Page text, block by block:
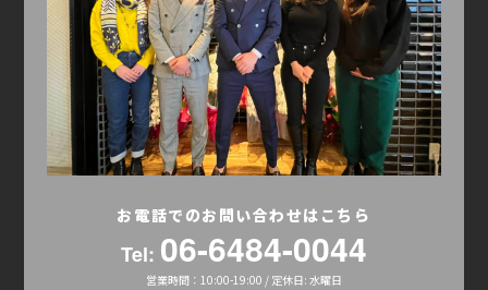
お電話でのお問い合わせはこちら
Tel: 06-6484-0044
営業時間：10:00-19:00 / 定休日: 水曜日